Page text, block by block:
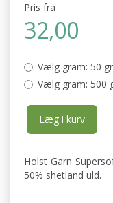
Pris fra
32,00
Vælg gram: 50
Vælg gram: 500
Læg i kurv
Holst Garn
50% shetland uld.